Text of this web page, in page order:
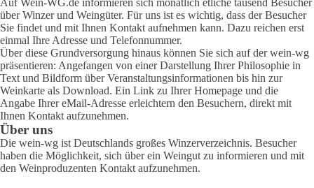
Auf Wein-WG.de informieren sich monatlich etliche tausend Besucher
über Winzer und Weingüter. Für uns ist es wichtig, dass der Besucher
Sie findet und mit Ihnen Kontakt aufnehmen kann. Dazu reichen erst
einmal Ihre Adresse und Telefonnummer.
Über diese Grundversorgung hinaus können Sie sich auf der wein-wg
präsentieren: Angefangen von einer Darstellung Ihrer Philosophie in
Text und Bildform über Veranstaltungsinformationen bis hin zur
Weinkarte als Download. Ein Link zu Ihrer Homepage und die
Angabe Ihrer eMail-Adresse erleichtern den Besuchern, direkt mit
Ihnen Kontakt aufzunehmen.
Über uns
Die wein-wg ist Deutschlands großes Winzerverzeichnis. Besucher
haben die Möglichkeit, sich über ein Weingut zu informieren und mit
den Weinproduzenten Kontakt aufzunehmen.